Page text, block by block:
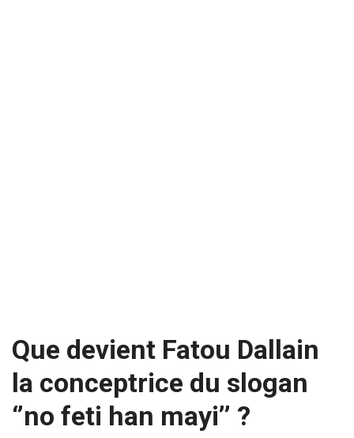
Que devient Fatou Dallain
la conceptrice du slogan
‘’no feti han mayi’’ ?